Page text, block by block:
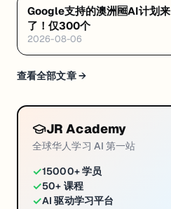
Google支持的澳洲🆓AI计划来
了！仅300个
2026-08-06
查看全部文章 →
JR Academy
全球华人学习 AI 第一站
✓15000+ 学员
✓50+ 课程
✓AI 驱动学习平台